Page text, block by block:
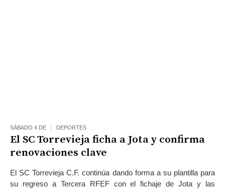
SÁBADO 4 DE DEPORTES
El SC Torrevieja ficha a Jota y confirma
renovaciones clave
El SC Torrevieja C.F. continúa dando forma a su plantilla para
su regreso a Tercera RFEF con el fichaje de Jota y las